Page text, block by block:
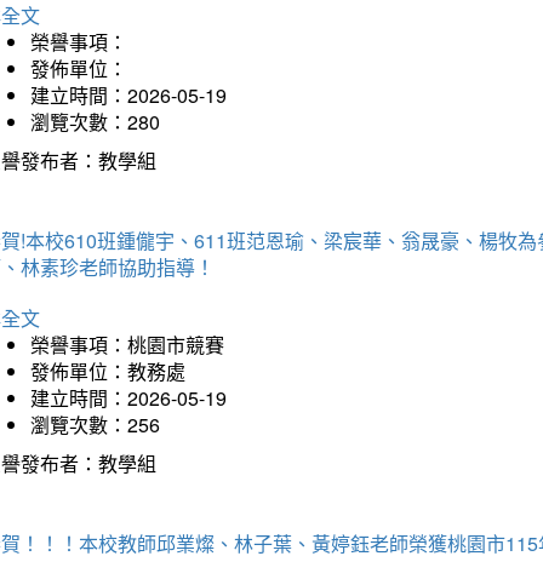
文
榮譽事項：
發佈單位：
建立時間：2026-05-19
瀏覽次數：280
發布者：教學組
!本校610班鍾儱宇、611班范恩瑜、梁宸華、翁晟豪、楊牧
林素珍老師協助指導！
文
榮譽事項：桃園市競賽
發佈單位：教務處
建立時間：2026-05-19
瀏覽次數：256
發布者：教學組
！！！本校教師邱業燦、林子葉、黃婷鈺老師榮獲桃園市